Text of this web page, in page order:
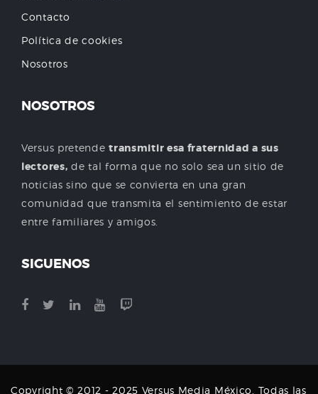
Contacto
Política de cookies
Nosotros
NOSOTROS
Versus pretendetransmitir esa fraternidad a sus
lectores, de tal forma que no solo sea un sitio de
noticias sino que se convierta en una gran
comunidad que transmita el sentimiento de estar
entre familiares y amigos.
SIGUENOS
Copyright © 2012 - 2025 Versus Media México. Todas las